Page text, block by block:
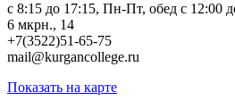
c 8:15 до 17:15, Пн-Пт, обед с 12:00
6 мкрн., 14
+7(3522)51-65-75
mail@kurgancollege.ru
Показать на карте